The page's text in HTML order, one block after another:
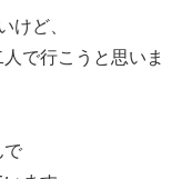
けど、
で行こうと思いま
で